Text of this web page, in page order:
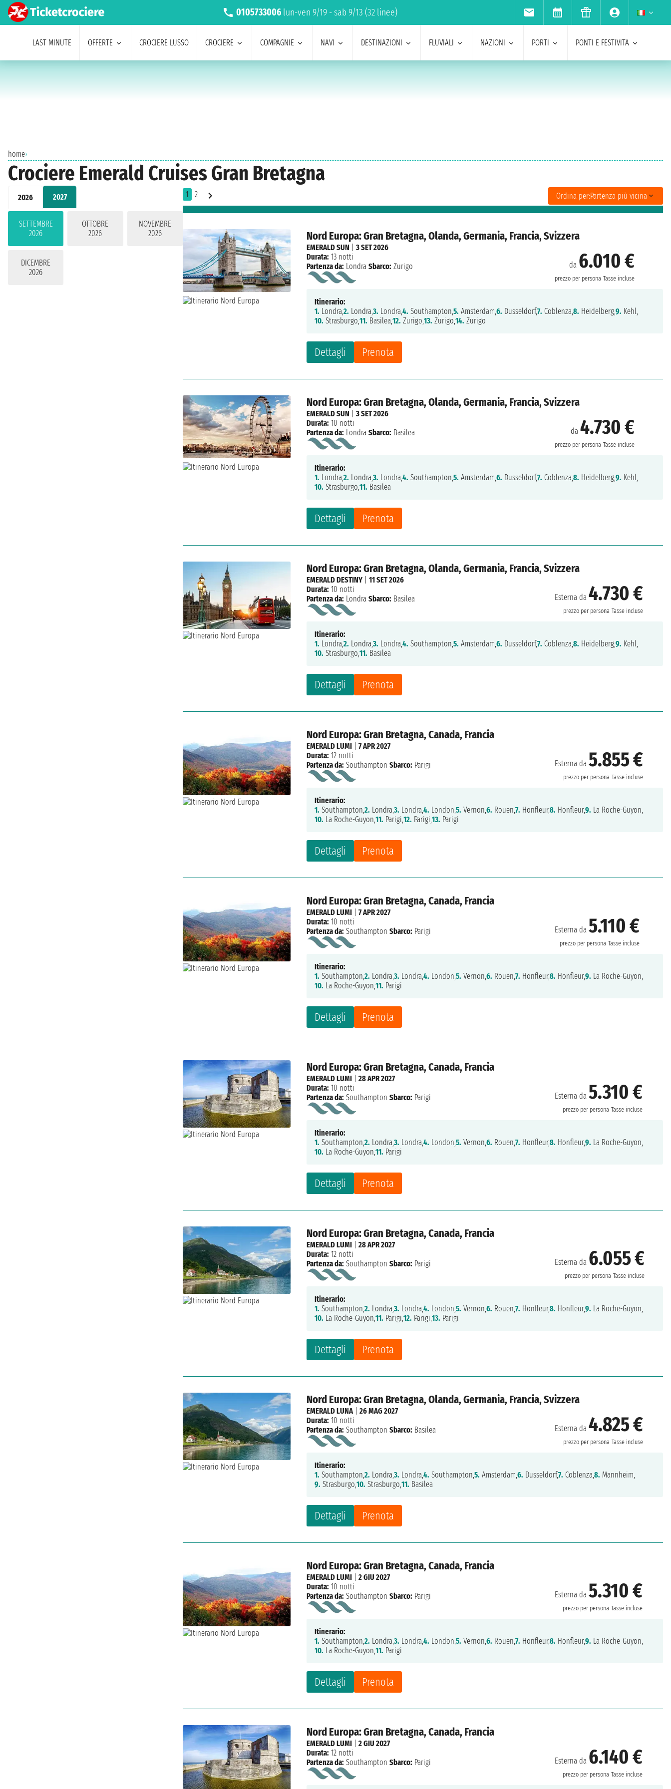
0105733006 lun-ven 9/19 - sab 9/13 (32 linee)
LAST MINUTE OFFERTE CROCIERE LUSSO CROCIERE COMPAGNIE NAVI DESTINAZIONI FLUVIALI NAZIONI PORTI PONTI E FESTIVITA
home›
Crociere Emerald Cruises Gran Bretagna
2026 2027
SETTEMBRE
2026
OTTOBRE
2026
NOVEMBRE
2026
DICEMBRE
2026
1 2 Ordina per:Partenza più vicina
Nord Europa: Gran Bretagna, Olanda, Germania, Francia, Svizzera
da 6.010 €
prezzo per persona Tasse incluse
Dettagli Prenota
EMERALD SUN |3 SET 2026
Durata: 13 notti
Partenza da: Londra Sbarco: Zurigo
Itinerario:
1. Londra,2. Londra,3. Londra,4. Southampton,5. Amsterdam,6. Dusseldorf,7. Coblenza,8. Heidelberg,9. Kehl,
10. Strasburgo,11. Basilea,12. Zurigo,13. Zurigo,14. Zurigo
Nord Europa: Gran Bretagna, Olanda, Germania, Francia, Svizzera
da4.730 €
prezzo per persona Tasse incluse
Dettagli Prenota
EMERALD SUN |3 SET 2026
Durata: 10 notti
Partenza da: Londra Sbarco: Basilea
Itinerario:
1. Londra,2. Londra,3. Londra,4. Southampton,5. Amsterdam,6. Dusseldorf,7. Coblenza,8. Heidelberg,9. Kehl,
10. Strasburgo,11. Basilea
Nord Europa: Gran Bretagna, Olanda, Germania, Francia, Svizzera
Esterna da4.730 €
prezzo per persona Tasse incluse
Dettagli Prenota
EMERALD DESTINY |11 SET 2026
Durata: 10 notti
Partenza da: Londra Sbarco: Basilea
Itinerario:
1. Londra,2. Londra,3. Londra,4. Southampton,5. Amsterdam,6. Dusseldorf,7. Coblenza,8. Heidelberg,9. Kehl,
10. Strasburgo,11. Basilea
Nord Europa: Gran Bretagna, Canada, Francia
Esterna da5.855 €
prezzo per persona Tasse incluse
Dettagli Prenota
EMERALD LUMI |7 APR 2027
Durata: 12 notti
Partenza da: Southampton Sbarco: Parigi
Itinerario:
1. Southampton,2. Londra,3. Londra,4. London,5. Vernon,6. Rouen,7. Honfleur,8. Honfleur,9. La Roche-Guyon,
10. La Roche-Guyon,11. Parigi,12. Parigi,13. Parigi
Nord Europa: Gran Bretagna, Canada, Francia
Esterna da5.110 €
prezzo per persona Tasse incluse
Dettagli Prenota
EMERALD LUMI |7 APR 2027
Durata: 10 notti
Partenza da: Southampton Sbarco: Parigi
Itinerario:
1. Southampton,2. Londra,3. Londra,4. London,5. Vernon,6. Rouen,7. Honfleur,8. Honfleur,9. La Roche-Guyon,
10. La Roche-Guyon,11. Parigi
Nord Europa: Gran Bretagna, Canada, Francia
Esterna da5.310 €
prezzo per persona Tasse incluse
Dettagli Prenota
EMERALD LUMI |28 APR 2027
Durata: 10 notti
Partenza da: Southampton Sbarco: Parigi
Itinerario:
1. Southampton,2. Londra,3. Londra,4. London,5. Vernon,6. Rouen,7. Honfleur,8. Honfleur,9. La Roche-Guyon,
10. La Roche-Guyon,11. Parigi
Nord Europa: Gran Bretagna, Canada, Francia
Esterna da 6.055 €
prezzo per persona Tasse incluse
Dettagli Prenota
EMERALD LUMI |28 APR 2027
Durata: 12 notti
Partenza da: Southampton Sbarco: Parigi
Itinerario:
1. Southampton,2. Londra,3. Londra,4. London,5. Vernon,6. Rouen,7. Honfleur,8. Honfleur,9. La Roche-Guyon,
10. La Roche-Guyon,11. Parigi,12. Parigi,13. Parigi
Nord Europa: Gran Bretagna, Olanda, Germania, Francia, Svizzera
Esterna da4.825 €
prezzo per persona Tasse incluse
Dettagli Prenota
EMERALD LUNA|26 MAG 2027
Durata: 10 notti
Partenza da: Southampton Sbarco: Basilea
Itinerario:
1. Southampton,2. Londra,3. Londra,4. Southampton,5. Amsterdam,6. Dusseldorf,7. Coblenza,8. Mannheim,
9. Strasburgo,10. Strasburgo,11. Basilea
Nord Europa: Gran Bretagna, Canada, Francia
Esterna da5.310 €
prezzo per persona Tasse incluse
Dettagli Prenota
EMERALD LUMI |2 GIU 2027
Durata: 10 notti
Partenza da: Southampton Sbarco: Parigi
Itinerario:
1. Southampton,2. Londra,3. Londra,4. London,5. Vernon,6. Rouen,7. Honfleur,8. Honfleur,9. La Roche-Guyon,
10. La Roche-Guyon,11. Parigi
Nord Europa: Gran Bretagna, Canada, Francia
Esterna da 6.140 €
prezzo per persona Tasse incluse
EMERALD LUMI |2 GIU 2027
Durata: 12 notti
Partenza da: Southampton Sbarco: Parigi